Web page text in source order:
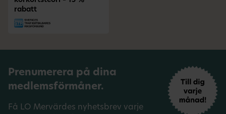
rabatt
Prenumerera på dina
medlemsförmåner.
Få LO Mervärdes nyhetsbrev varje